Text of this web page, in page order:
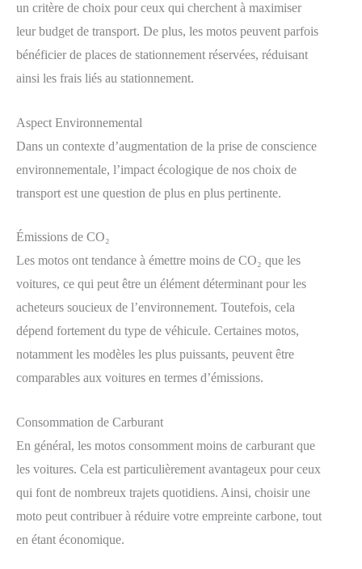
un critère de choix pour ceux qui cherchent à maximiser
leur budget de transport. De plus, les motos peuvent parfois
bénéficier de places de stationnement réservées, réduisant
ainsi les frais liés au stationnement.
Aspect Environnemental
Dans un contexte d’augmentation de la prise de conscience
environnementale, l’impact écologique de nos choix de
transport est une question de plus en plus pertinente.
Émissions de CO₂
Les motos ont tendance à émettre moins de CO₂ que les
voitures, ce qui peut être un élément déterminant pour les
acheteurs soucieux de l’environnement. Toutefois, cela
dépend fortement du type de véhicule. Certaines motos,
notamment les modèles les plus puissants, peuvent être
comparables aux voitures en termes d’émissions.
Consommation de Carburant
En général, les motos consomment moins de carburant que
les voitures. Cela est particulièrement avantageux pour ceux
qui font de nombreux trajets quotidiens. Ainsi, choisir une
moto peut contribuer à réduire votre empreinte carbone, tout
en étant économique.